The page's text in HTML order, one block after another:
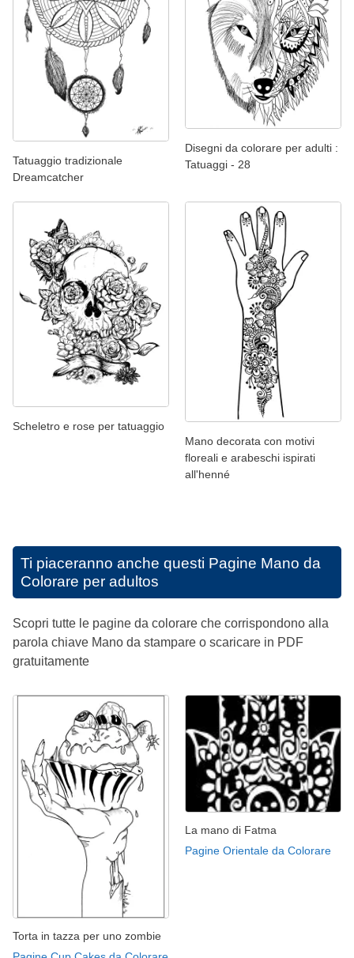
Tatuaggio tradizionale
Dreamcatcher
Disegni da colorare per adulti :
Tatuaggi - 28
Scheletro e rose per tatuaggio
Mano decorata con motivi
floreali e arabeschi ispirati
all'henné
Ti piaceranno anche questi Pagine Mano da
Colorare per adultos
Scopri tutte le pagine da colorare che corrispondono alla
parola chiave Mano da stampare o scaricare in PDF
gratuitamente
Torta in tazza per uno zombie
La mano di Fatma
Pagine Orientale da Colorare